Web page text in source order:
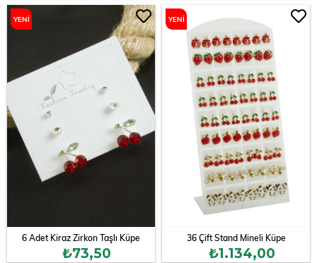
6 Adet Kiraz Zirkon Taşlı Küpe
₺73,50
YENI
36 Çift Stand Mineli Küpe
₺1.134,00
YENI